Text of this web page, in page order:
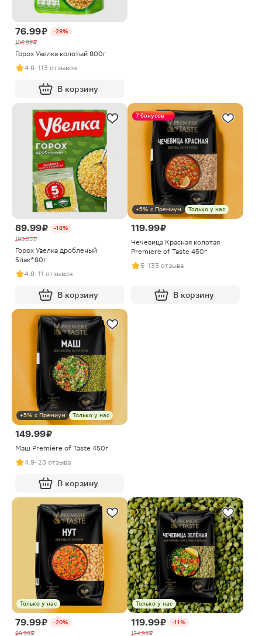
76.99 ₽
-28%
106.99 ₽
Горох Увелка колотый 800г
4.8· 113 отзывов
В корзину
89.99 ₽
-18%
109.99 ₽
Горох Увелка дробленый
5пак*80г
4.8· 11 отзывов
В корзину
7 бонусов
+5% с Премиум Только у нас
119.99 ₽
Чечевица Красная колотая
Premiere of Taste 450г
5· 133 отзыва
В корзину
+5% с Премиум Только у нас
149.99 ₽
Маш Premiere of Taste 450г
4.9· 23 отзыва
В корзину
Только у нас
79.99 ₽
-20%
99.99 ₽
Только у нас
119.99 ₽
-11%
134.99 ₽